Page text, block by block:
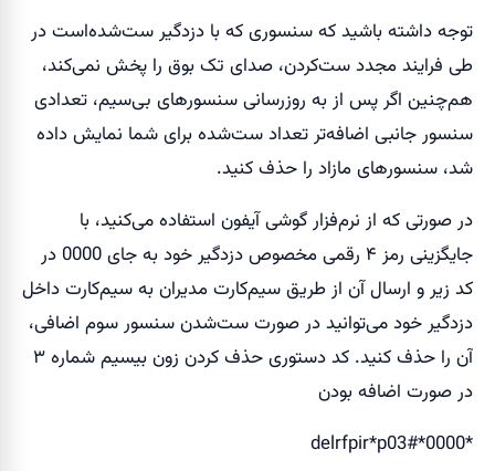
توجه داشته باشید که سنسوری که با دزدگیر ست‌شده‌است در
طی فرایند مجدد ست‌کردن، صدای تک بوق را پخش نمی‌کند،
هم‌چنین اگر پس از به روزرسانی سنسور‌های بی‌سیم، تعدادی
سنسور جانبی اضافه‌تر تعداد ست‌شده برای شما نمایش داده
شد، سنسور‌های مازاد را حذف کنید.
در صورتی که از نرم‌فزار گوشی آیفون استفاده می‌کنید، با
جایگزینی رمز ۴ رقمی مخصوص دزدگیر خود به جای 0000 در
کد زیر و ارسال آن از طریق سیم‌کارت مدیران به سیم‌کارت داخل
دزدگیر خود می‌توانید در صورت ست‌شدن سنسور سوم اضافی،
آن را حذف کنید. کد دستوری حذف کردن زون بیسیم شماره ۳
در صورت اضافه بودن
*0000*delrfpir*p03#